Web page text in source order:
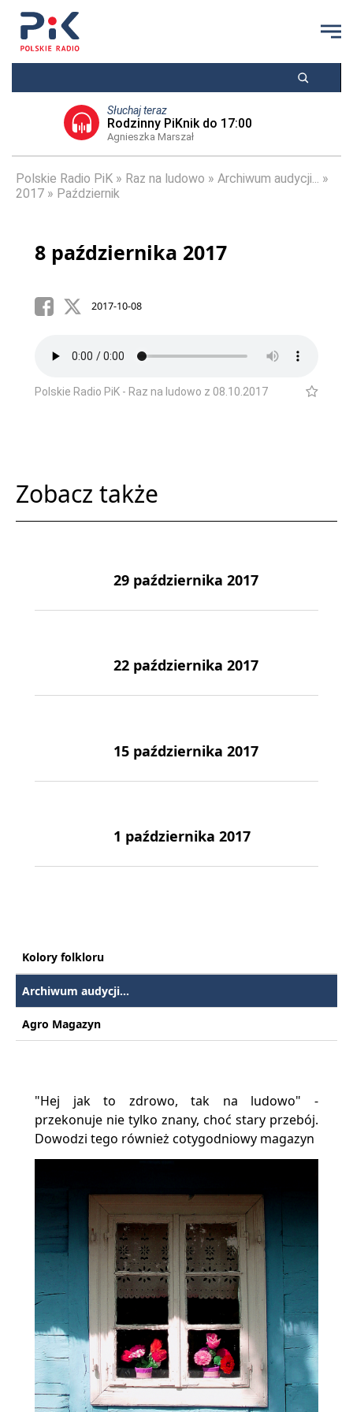
Słuchaj teraz
Rodzinny PiKnik do 17:00
Agnieszka Marszał
Polskie Radio PiK Raz na ludowo
Archiwum audycji...
2017
Październik
8 października 2017
2017-10-08
Polskie Radio PiK - Raz na ludowo z 08.10.2017
Zobacz także
29 października 2017
22 października 2017
15 października 2017
1 października 2017
Kolory folkloru
Archiwum audycji...
Agro Magazyn
"Hej jak to zdrowo, tak na ludowo" -
przekonuje nie tylko znany, choć stary przebój.
Dowodzi tego również cotygodniowy magazyn